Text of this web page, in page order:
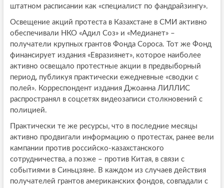
штатном расписании как «специалист по фандрайзингу».
Освещение акций протеста в Казахстане в СМИ активно
обеспечивали НКО «Адил Соз» и «Медианет» –
получатели крупных грантов Фонда Сороса. Тот же Фонд
финансирует издания «Евразиянет», которое наиболее
активно освещало протестные акции в предвыборный
период, публикуя практически ежедневные «сводки с
полей». Корреспондент издания Джоанна ЛИЛЛИС
распространял в соцсетях видеозаписи столкновений с
полицией.
Практически те же ресурсы, что в последние месяцы
активно продвигали информацию о протестах, ранее вели
кампании против российско-казахстанского
сотрудничества, а позже – против Китая, в связи с
событиями в Синьцзяне. В каждом из случаев действия
получателей грантов американских фондов, совпадали с